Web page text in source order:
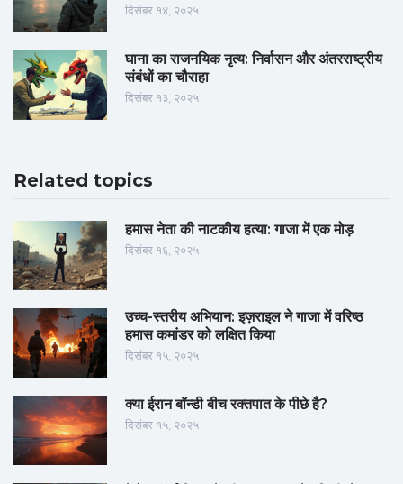
दिसंबर १४, २०२५
घाना का राजनयिक नृत्य: निर्वासन और अंतरराष्ट्रीय
संबंधों का चौराहा
दिसंबर १३, २०२५
Related topics
हमास नेता की नाटकीय हत्या: गाजा में एक मोड़
दिसंबर १६, २०२५
उच्च-स्तरीय अभियान: इज़राइल ने गाजा में वरिष्ठ
हमास कमांडर को लक्षित किया
दिसंबर १५, २०२५
क्या ईरान बॉन्डी बीच रक्तपात के पीछे है?
दिसंबर १५, २०२५